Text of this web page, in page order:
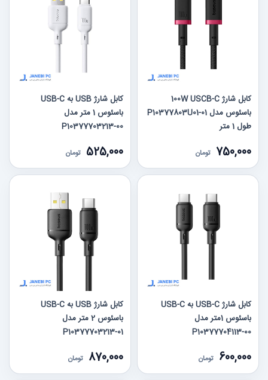
کابل شارژ 100W USCB-C
باسئوس مدل P10377803U01-01
طول 1 متر
750,000 تومان
کابل شارژ USB به USB-C
باسئوس 1 متر مدل
P10377703213-00
525,000 تومان
کابل شارژ USB-C به USB-C
باسئوس 1متر مدل
P10377704113-00
600,000 تومان
کابل شارژ USB به USB-C
باسئوس 2 متر مدل
P10377703213-01
870,000 تومان